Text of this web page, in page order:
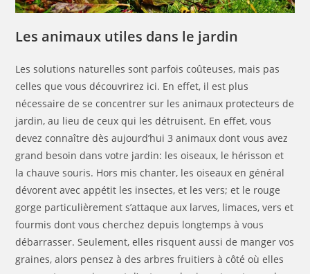
Les animaux utiles dans le jardin
Les solutions naturelles sont parfois coûteuses, mais pas
celles que vous découvrirez ici. En effet, il est plus
nécessaire de se concentrer sur les animaux protecteurs de
jardin, au lieu de ceux qui les détruisent. En effet, vous
devez connaître dès aujourd’hui 3 animaux dont vous avez
grand besoin dans votre jardin: les oiseaux, le hérisson et
la chauve souris. Hors mis chanter, les oiseaux en général
dévorent avec appétit les insectes, et les vers; et le rouge
gorge particulièrement s’attaque aux larves, limaces, vers et
fourmis dont vous cherchez depuis longtemps à vous
débarrasser. Seulement, elles risquent aussi de manger vos
graines, alors pensez à des arbres fruitiers à côté où elles